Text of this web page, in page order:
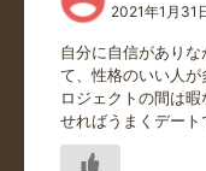
2021年1月31
自分に自信があり
て、性格のいい人
ロジェクトの間は
せればうまくデート